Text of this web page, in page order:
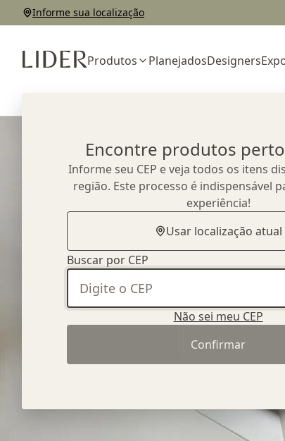
Informe sua localização
Produtos PlanejadosDesigners
Encontre produtos
Informe seu CEP e veja todos os itens
região. Este processo é indispensável
experiência!
Usar localização atual
Buscar por CEP
Não sei meu CEP
Confirmar